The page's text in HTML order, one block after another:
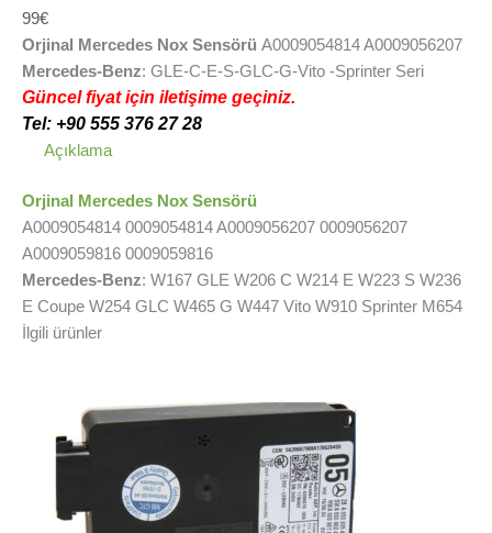
99€
Orjinal Mercedes Nox Sensörü A0009054814 A0009056207
Mercedes-Benz: GLE-C-E-S-GLC-G-Vito -Sprinter Seri
Güncel fiyat için iletişime geçiniz.
Tel: +90 555 376 27 28
Açıklama
Orjinal Mercedes Nox Sensörü
A0009054814 0009054814 A0009056207 0009056207
A0009059816 0009059816
Mercedes-Benz: W167 GLE W206 C W214 E W223 S W236
E Coupe W254 GLC W465 G W447 Vito W910 Sprinter M654
İlgili ürünler